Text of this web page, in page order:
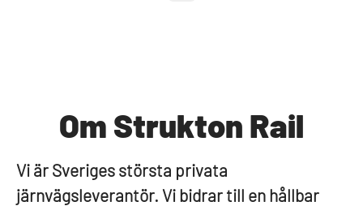
Om Strukton Rail
Vi är Sveriges största privata
järnvägsleverantör. Vi bidrar till en hållbar